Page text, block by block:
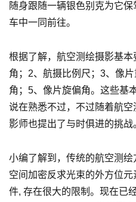
随身跟随一辆银色别克为它
车中一同前往。
根据了解，航空测绘摄影基
角；2、航摄比例尺；3、像
角；5、像片旋偏角。这些基
说在熟悉不过，不过随着航
影师也提出了与时俱进的挑战
小编了解到，传统的航空测
空间加密反求光束的外方位
件, 存在很大的限制。现在已